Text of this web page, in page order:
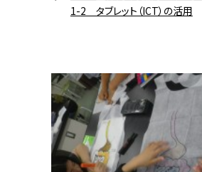
1-2 タブレット（ICT）の活用